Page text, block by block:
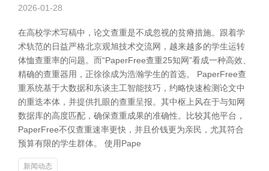
2026-01-28
在高校学术写稿中，论文查重是不成忽视的贫瘠措施。跟着学
术轨范的日益严格北京观旭技术交流网，越来越多的学生运转
体恤查重率的问题。而“PaperFree查重25知网”看成一种高效、
精确的查重器用，正徐徐成为浩瀚学生的首选。 PaperFree查
重系统基于大数据和东谈主工智能技巧，约略快速检测论文中
的重迭本体，并提供扎眼的查重呈报。其中枢上风在于与知网
数据库的高度匹配，确保查重成果的准确性。比较其他平台，
PaperFree不仅查重速率更快，并且价钱更为亲民，尤其符合
预算有限的学生群体。 使用Pape
新闻动态